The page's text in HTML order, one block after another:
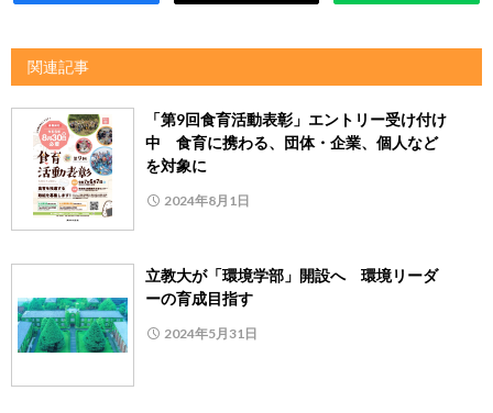
関連記事
「第9回食育活動表彰」エントリー受け付け
中 食育に携わる、団体・企業、個人など
を対象に
2024年8月1日
立教大が「環境学部」開設へ 環境リーダ
ーの育成目指す
2024年5月31日